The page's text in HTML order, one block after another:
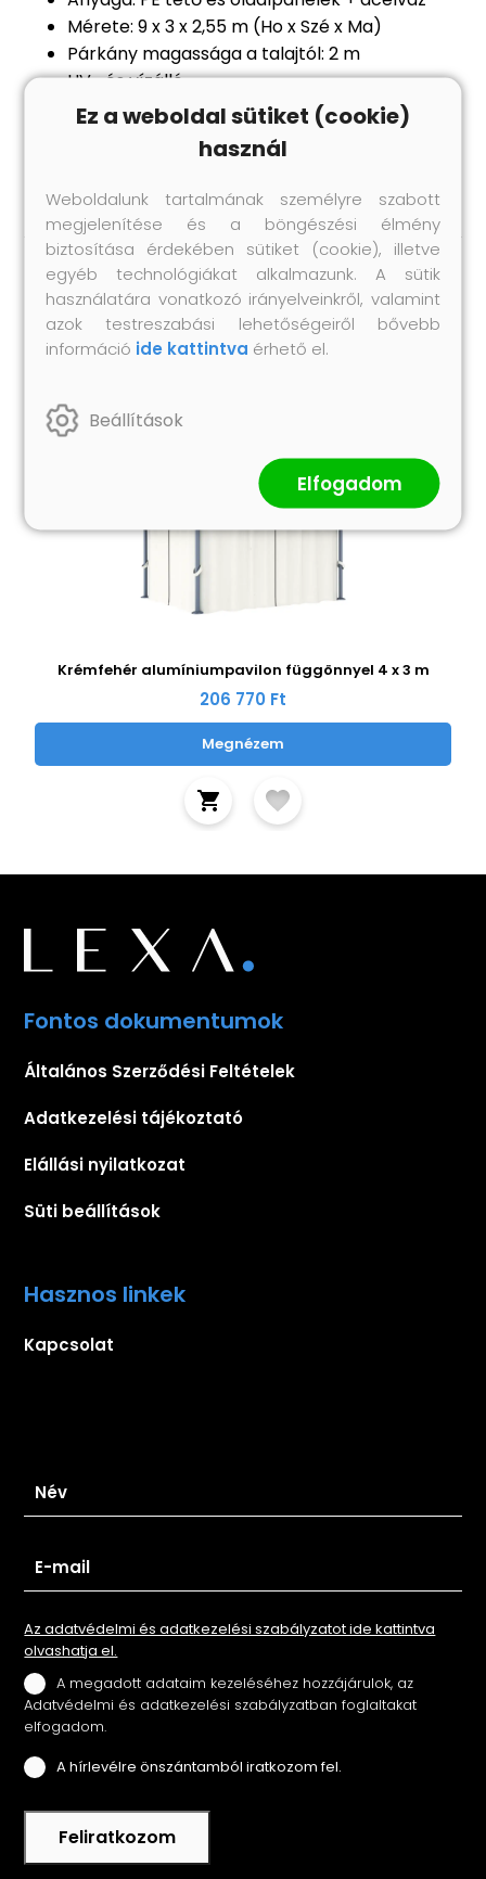
Mérete: 9 x 3 x 2,55 m (Ho x Szé x Ma)
Párkány magassága a talajtól: 2 m
UV- és vízálló
Az összeszereléshez szükséges tartozékokat
Anyag: Polietilén: 100%
Hasonló termékek
Krémfehér alumíniumpavilon függönnyel 4 x 3 m
206 770 Ft
Megnézem
Fontos dokumentumok
Általános Szerződési Feltételek
Adatkezelési tájékoztató
Elállási nyilatkozat
Süti beállítások
Hasznos linkek
Kapcsolat
Az adatvédelmi és adatkezelési szabályzatot ide kattintva
olvashatja el.
A megadott adataim kezeléséhez hozzájárulok, az
Adatvédelmi és adatkezelési szabályzatban foglaltakat
elfogadom.
A hírlevélre önszántamból iratkozom fel.
Feliratkozom
Ez a weboldal sütiket (cookie)
használ
Weboldalunk tartalmának személyre szabott
megjelenítése és a böngészési élmény
biztosítása érdekében sütiket (cookie), illetve
egyéb technológiákat alkalmazunk. A sütik
használatára vonatkozó irányelveinkről, valamint
azok testreszabási lehetőségeiről bővebb
információ ide kattintva érhető el.
Beállítások
Elfogadom